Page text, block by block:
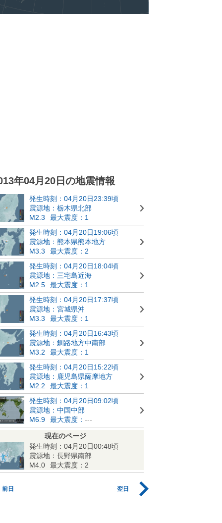
年04月20日の地震情報
発生時刻：04月20日23:39頃
震源地：栃木県北部
M2.3
最大震度：1
発生時刻：04月20日19:06頃
震源地：熊本県熊本地方
M3.3
最大震度：2
発生時刻：04月20日18:04頃
震源地：三宅島近海
M2.5
最大震度：1
発生時刻：04月20日17:37頃
震源地：宮城県沖
M3.3
最大震度：1
発生時刻：04月20日16:43頃
震源地：釧路地方中南部
M3.2
最大震度：1
発生時刻：04月20日15:22頃
震源地：鹿児島県薩摩地方
M2.2
最大震度：1
発生時刻：04月20日09:02頃
震源地：中国中部
M6.9
最大震度： ---
現在のページ
発生時刻：04月20日00:48頃
震源地：長野県南部
M4.0
最大震度：2
前日 翌日